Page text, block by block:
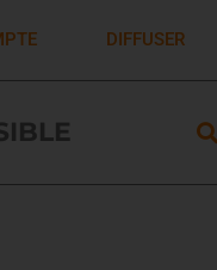
DIFFUSER